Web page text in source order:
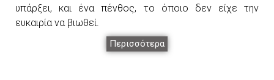
υπάρξει, και ένα πένθος, το όποιο δεν είχε την
ευκαιρία να βιωθεί.
Περισσότερα